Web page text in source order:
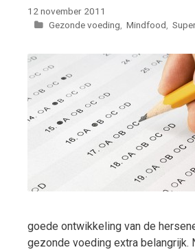
12 november 2011
Categorieën
Gezonde voeding Mindfood
goede ontwikkeling van de
gezonde voeding extra belangrijk.